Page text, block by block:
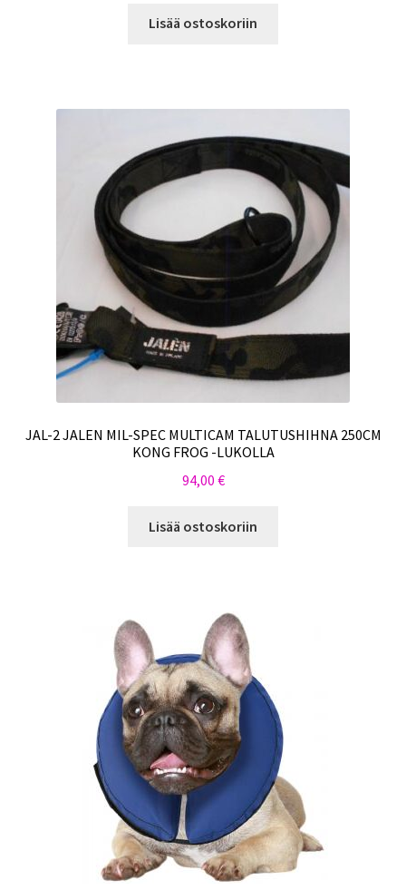
Lisää ostoskoriin
JAL-2 JALEN MIL-SPEC MULTICAM TALUTUSHIHNA 250CM
KONG FROG -LUKOLLA
94,00 €
Lisää ostoskoriin